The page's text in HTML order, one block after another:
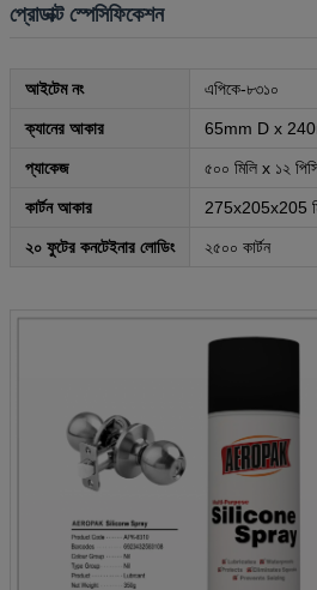
প্রোডাক্ট স্পেসিফিকেশন
আইটেম নং এপিকে-৮৩১০
ক্যানের আকার 65mm D x
প্যাকেজ ৫০০ মিলি x ১২
কার্টন আকার 275x205x205
২০ ফুটের কনটেইনার লোডিং ২৫০০ কার্টন